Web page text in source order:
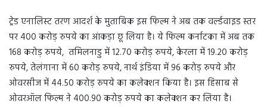
ट्रेड एनालिस्ट तरण आदर्श के मुताबिक इस फिल्म ने अब तक वर्ल्डवाइड स्तर
पर 400 करोड़ रुपये का आंकड़ा छू लिया है। ये फिल्म कर्नाटका में अब तक
168 करोड़ रुपये, तमिलनाडु में 12.70 करोड़ रुपये, केरला में 19.20 करोड़
रुपये, तेलंगाना में 60 करोड़ रुपये, नार्थ इंडिया में 96 करोड़ रुपये और
ओवरसीज में 44.50 करोड़ रुपये का कलेक्शन किया है। इस हिसाब से
ओवरऑल फिल्म ने 400.90 करोड़ रुपये का कलेक्शन कर लिया है।